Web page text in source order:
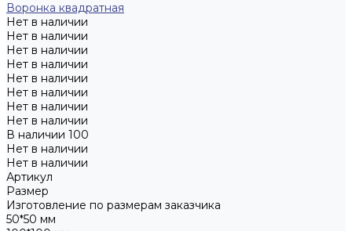
Воронка квадратная
Нет в наличии
Нет в наличии
Нет в наличии
Нет в наличии
Нет в наличии
Нет в наличии
Нет в наличии
Нет в наличии
В наличии 100
Нет в наличии
Нет в наличии
Артикул
Размер
Изготовление по размерам заказчика
50*50 мм